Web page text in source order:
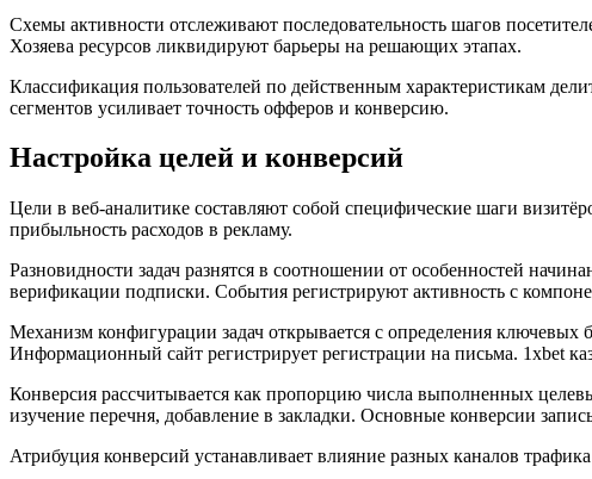
Схемы активности отслеживают последовательность шагов
Хозяева ресурсов ликвидируют барьеры на решающих этапах.
Классификация пользователей по действенным характеристикам
сегментов усиливает точность офферов и конверсию.
Настройка целей и конверсий
Цели в веб-аналитике составляют собой специфические шаги
прибыльность расходов в рекламу.
Разновидности задач разнятся в соотношении от особенностей
верификации подписки. События регистрируют активность с
Механизм конфигурации задач открывается с определения ключевых
Информационный сайт регистрирует регистрации на письма. 1xbet
Конверсия рассчитывается как пропорцию числа выполненных
изучение перечня, добавление в закладки. Основные конверсии
Атрибуция конверсий устанавливает влияние разных каналов